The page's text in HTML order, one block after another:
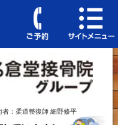
：柔道整復師 細野修平